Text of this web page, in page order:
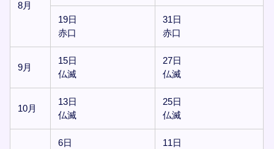
8月
19日
赤口
31日
赤口
9月
15日
仏滅
27日
仏滅
10月
13日
仏滅
25日
仏滅
6日
11日